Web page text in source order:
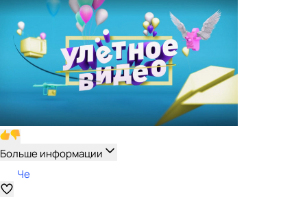
Больше информации
Че